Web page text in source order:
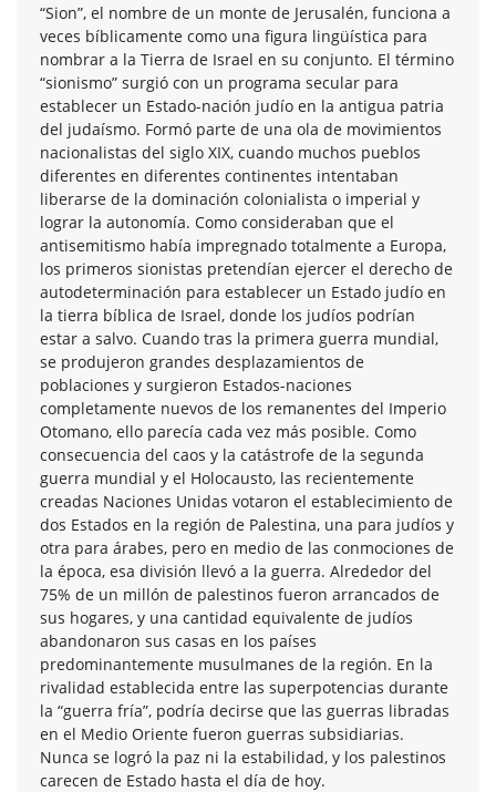
“Sion”, el nombre de un monte de Jerusalén, funciona a
veces bíblicamente como una figura lingüística para
nombrar a la Tierra de Israel en su conjunto. El término
“sionismo” surgió con un programa secular para
establecer un Estado-nación judío en la antigua patria
del judaísmo. Formó parte de una ola de movimientos
nacionalistas del siglo XIX, cuando muchos pueblos
diferentes en diferentes continentes intentaban
liberarse de la dominación colonialista o imperial y
lograr la autonomía. Como consideraban que el
antisemitismo había impregnado totalmente a Europa,
los primeros sionistas pretendían ejercer el derecho de
autodeterminación para establecer un Estado judío en
la tierra bíblica de Israel, donde los judíos podrían
estar a salvo. Cuando tras la primera guerra mundial,
se produjeron grandes desplazamientos de
poblaciones y surgieron Estados-naciones
completamente nuevos de los remanentes del Imperio
Otomano, ello parecía cada vez más posible. Como
consecuencia del caos y la catástrofe de la segunda
guerra mundial y el Holocausto, las recientemente
creadas Naciones Unidas votaron el establecimiento de
dos Estados en la región de Palestina, una para judíos y
otra para árabes, pero en medio de las conmociones de
la época, esa división llevó a la guerra. Alrededor del
75% de un millón de palestinos fueron arrancados de
sus hogares, y una cantidad equivalente de judíos
abandonaron sus casas en los países
predominantemente musulmanes de la región. En la
rivalidad establecida entre las superpotencias durante
la “guerra fría”, podría decirse que las guerras libradas
en el Medio Oriente fueron guerras subsidiarias.
Nunca se logró la paz ni la estabilidad, y los palestinos
carecen de Estado hasta el día de hoy.